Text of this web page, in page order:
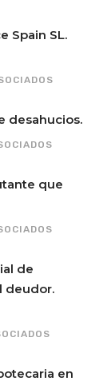
Spain SL.
desahucios.
que
de
deudor.
en